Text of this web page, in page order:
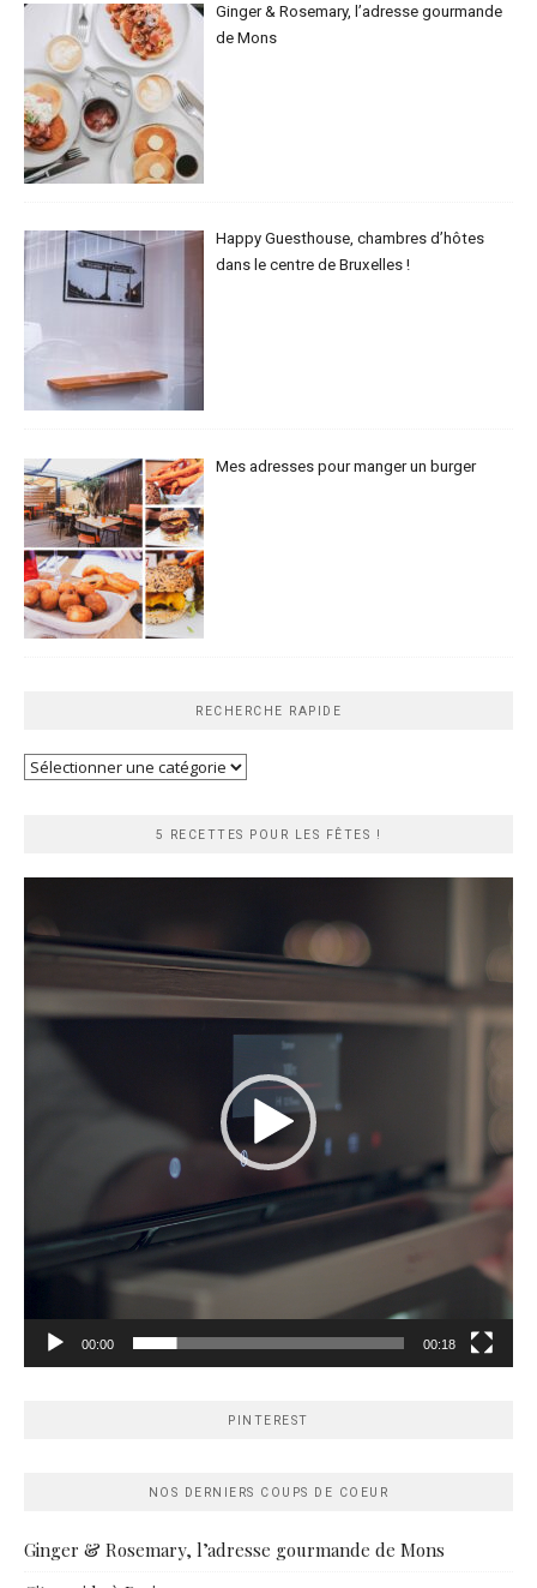
Ginger & Rosemary, l’adresse gourmande
de Mons
Happy Guesthouse, chambres d’hôtes
dans le centre de Bruxelles !
Mes adresses pour manger un burger
RECHERCHE RAPIDE
Recherche
5 RECETTES POUR LES FÊTES !
00:00 00:18
PINTEREST
NOS DERNIERS COUPS DE COEUR
Ginger & Rosemary, l’adresse gourmande de Mons